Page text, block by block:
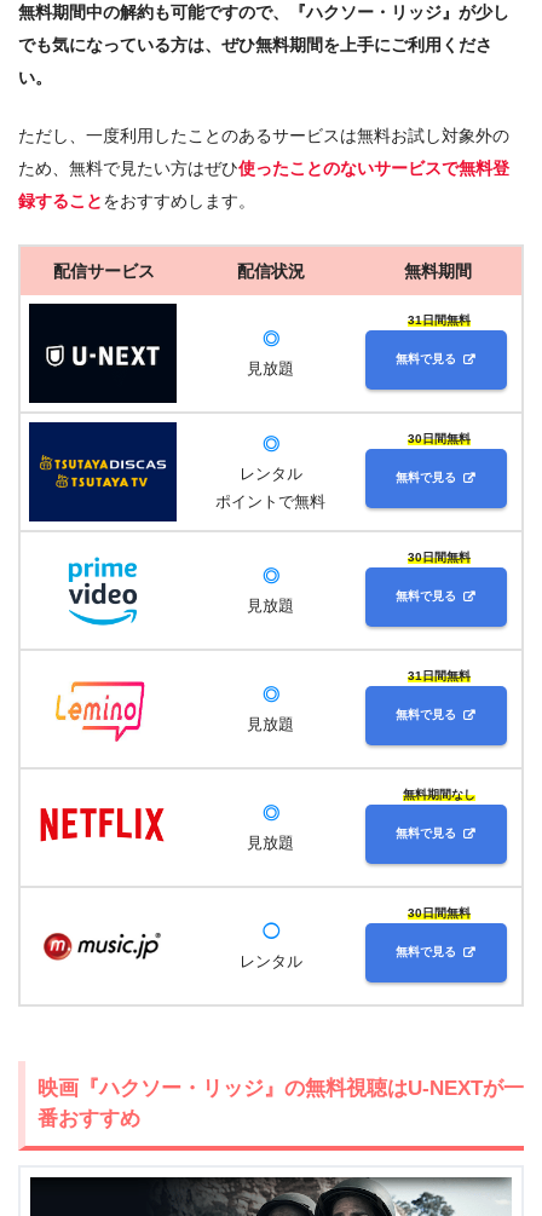
無料期間中の解約も可能ですので、『ハクソー・リッジ』が少し
でも気になっている方は、ぜひ無料期間を上手にご利用くださ
い。
ただし、一度利用したことのあるサービスは無料お試し対象外の
ため、無料で見たい方はぜひ使ったことのないサービスで無料登
録することをおすすめします。
配信サービス 配信状況 無料期間
◎
見放題
31日間無料
無料で見る
◎
レンタル
ポイントで無料
30日間無料
無料で見る
◎
見放題
30日間無料
無料で見る
◎
見放題
31日間無料
無料で見る
◎
見放題
無料期間なし
無料で見る
◯
レンタル
30日間無料
無料で見る
映画『ハクソー・リッジ』の無料視聴はU-NEXTが一
番おすすめ